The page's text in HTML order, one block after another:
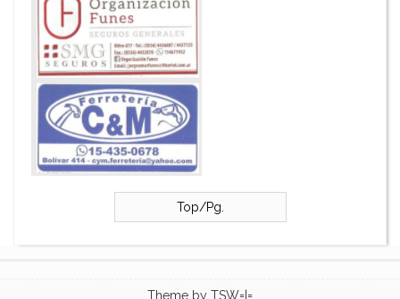
Top/Pg.
Theme by TSW=|=